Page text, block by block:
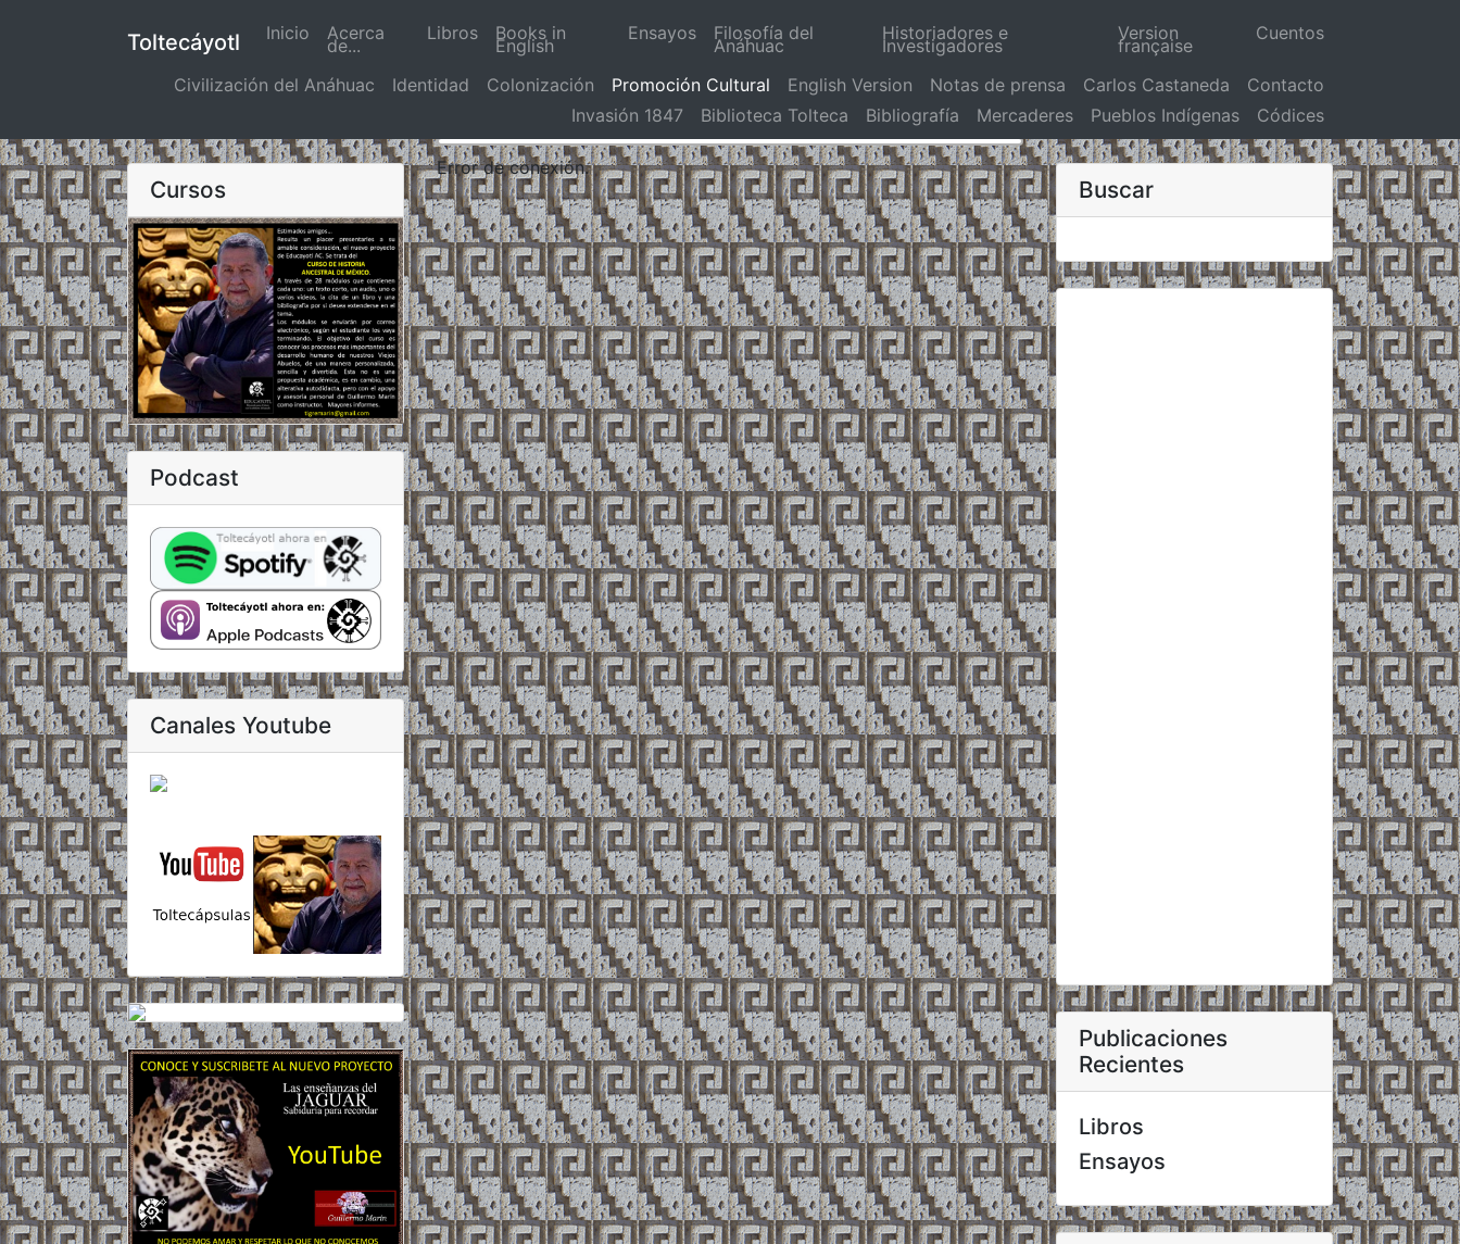
Toltecáyotl Inicio (actual)
Acerca
de...
Libros Books in
English
Ensayos Filosofía del
Anáhuac
Historiadores e
Investigadores
Version
française
Cuentos
Civilización del Anáhuac Identidad Colonización Promoción Cultural English Version Notas de prensa Carlos Castaneda
Contacto
Invasión 1847
Biblioteca Tolteca Bibliografía Mercaderes Pueblos Indígenas Códices
Cursos
Podcast
Canales Youtube
Error de conexión.
Buscar
Publicaciones
Recientes
Libros
Ensayos